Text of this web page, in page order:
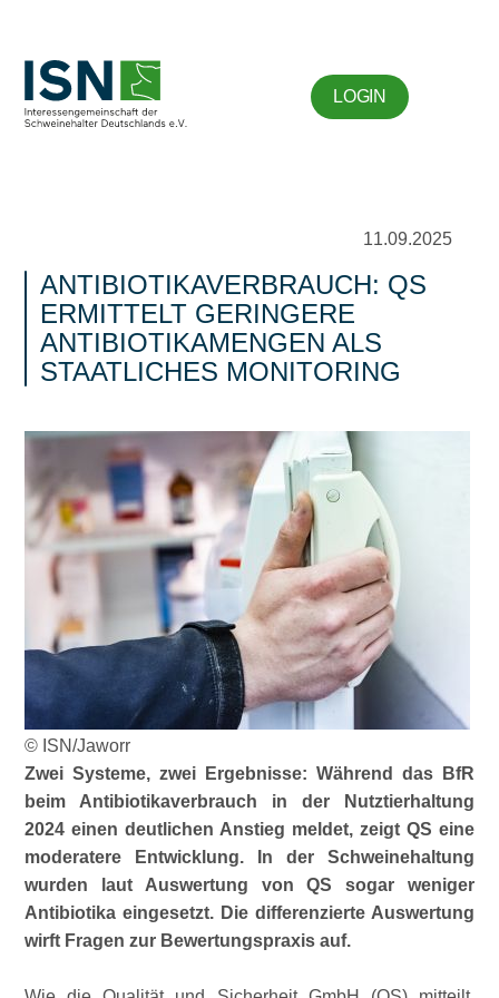
LOGIN
11.09.2025
ANTIBIOTIKAVERBRAUCH: QS
ERMITTELT GERINGERE
ANTIBIOTIKAMENGEN ALS
STAATLICHES MONITORING
© ISN/Jaworr
Zwei Systeme, zwei Ergebnisse: Während das BfR
beim Antibiotikaverbrauch in der Nutztierhaltung
2024 einen deutlichen Anstieg meldet, zeigt QS eine
moderatere Entwicklung. In der Schweinehaltung
wurden laut Auswertung von QS sogar weniger
Antibiotika eingesetzt. Die differenzierte Auswertung
wirft Fragen zur Bewertungspraxis auf.